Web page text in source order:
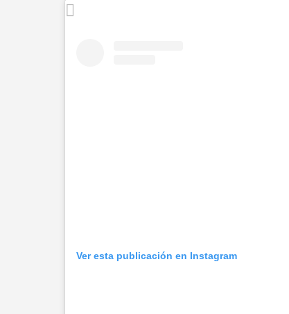
Ver esta publicación en Instagram